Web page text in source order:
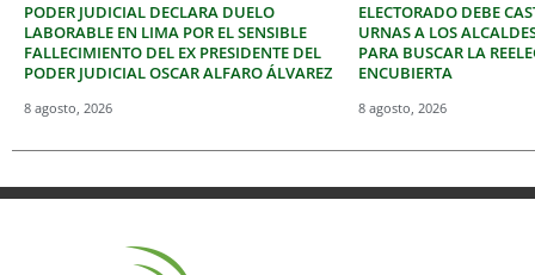
PODER JUDICIAL DECLARA DUELO
LABORABLE EN LIMA POR EL SENSIBLE
FALLECIMIENTO DEL EX PRESIDENTE DEL
PODER JUDICIAL OSCAR ALFARO ÁLVAREZ
8 agosto, 2026
ELECTORADO DEBE
URNAS A LOS
PARA BUSCAR LA
ENCUBIERTA
8 agosto, 2026